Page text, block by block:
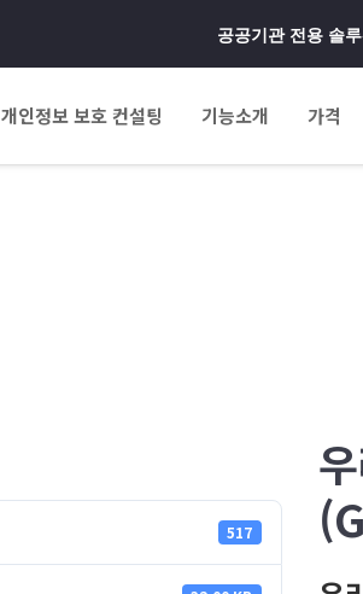
공공기관 전용 솔
개인정보 보호 컨설팅 기능소개 가격
517